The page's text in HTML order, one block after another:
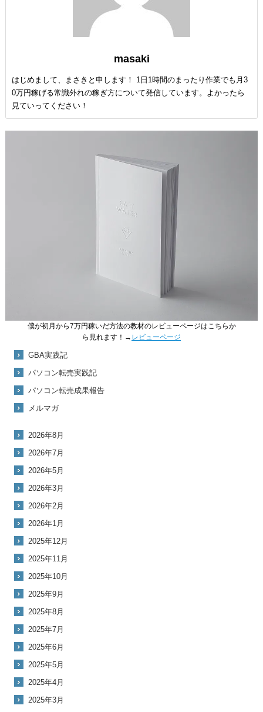
masaki
はじめまして、まさきと申します！ 1日1時間のまったり作業でも月3
0万円稼げる常識外れの稼ぎ方について発信しています。よかったら
見ていってください！
僕が初月から7万円稼いだ方法の教材のレビューページはこちらか
ら見れます！→ レビューページ
GBA実践記
パソコン転売実践記
パソコン転売成果報告
メルマガ
2026年8月
2026年7月
2026年5月
2026年3月
2026年2月
2026年1月
2025年12月
2025年11月
2025年10月
2025年9月
2025年8月
2025年7月
2025年6月
2025年5月
2025年4月
2025年3月